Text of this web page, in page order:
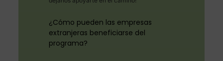
¿Cómo pueden las empresas
extranjeras beneficiarse del
programa?